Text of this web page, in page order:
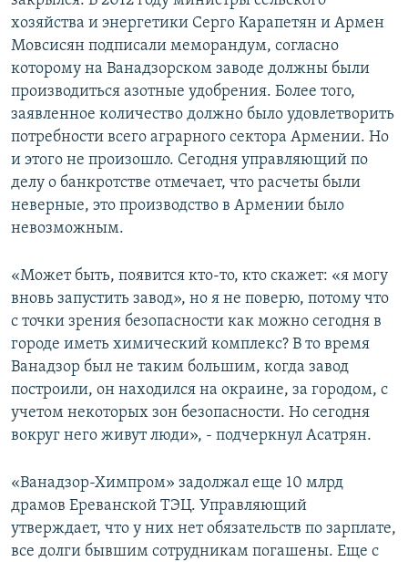
хозяйства и энергетики Серго Карапетян и Армен
Мовсисян подписали меморандум, согласно
которому на Ванадзорском заводе должны были
производиться азотные удобрения. Более того,
заявленное количество должно было удовлетворить
потребности всего аграрного сектора Армении. Но
и этого не произошло. Сегодня управляющий по
делу о банкротстве отмечает, что расчеты были
неверные, это производство в Армении было
невозможным.
«Может быть, появится кто-то, кто скажет: «я могу
вновь запустить завод», но я не поверю, потому что
с точки зрения безопасности как можно сегодня в
городе иметь химический комплекс? В то время
Ванадзор был не таким большим, когда завод
построили, он находился на окраине, за городом, с
учетом некоторых зон безопасности. Но сегодня
вокруг него живут люди», - подчеркнул Асатрян.
«Ванадзор-Химпром» задолжал еще 10 млрд
драмов Ереванской ТЭЦ. Управляющий
утверждает, что у них нет обязательств по зарплате,
все долги бывшим сотрудникам погашены. Еще с